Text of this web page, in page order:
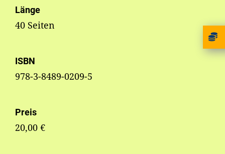
Länge
40 Seiten
ISBN
978-3-8489-0209-5
Preis
20,00 €